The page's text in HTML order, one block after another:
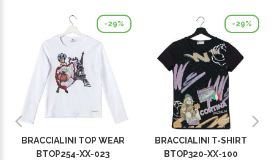
-29%
BRACCIALINI TOP WEAR
BTOP254-XX-023
-29%
BRACCIALINI T-SHIRT
BTOP320-XX-100